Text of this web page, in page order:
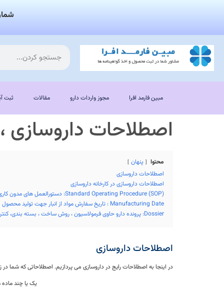
مبین فارمد افرا مجوز واردات دارو مقالات ثبت
اصطلاحات
محتوا
پنهان
اصطلاحات داروسازی
اصطلاحات داروسازی در کارخانه داروسازی
Standard Operating Procedure (SOP): دستورالعمل های مدون کاری
Manufacturing Date : تاریخ سفارش مواد از انبار جهت تولید محصول
Dossier: پرونده دارو حاوی فرمولاسیون ، روش ساخت ، بسته بندی، کنترل کیفی، برچسب زنی
اصطلاحات داروسازی
در اینجا به اصطلاحات رایج در داروسازی می پردازیم. اصطلاحاتی که
یک یا چند